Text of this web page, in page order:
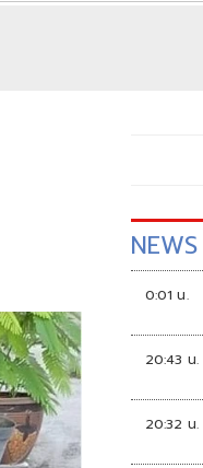
0:01 น.
20:43 น.
20:32 น.